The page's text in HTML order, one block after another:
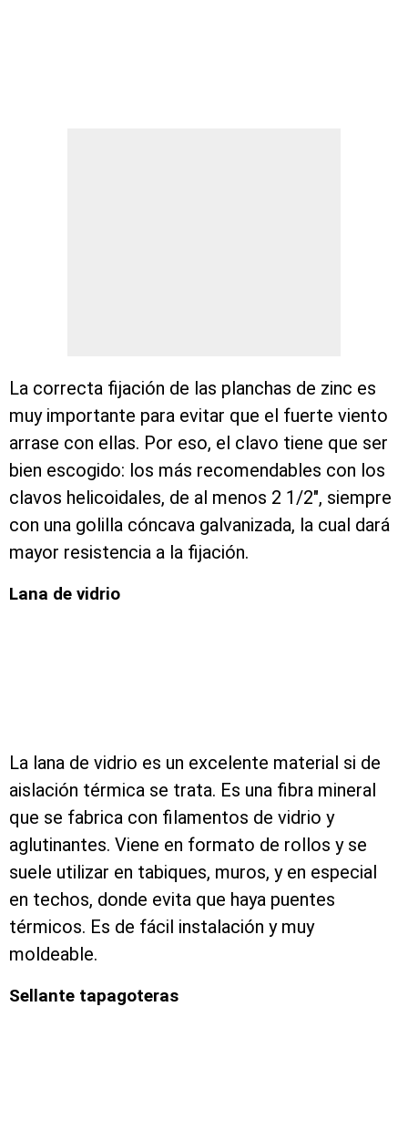
La correcta fijación de las planchas de zinc es
muy importante para evitar que el fuerte viento
arrase con ellas. Por eso, el clavo tiene que ser
bien escogido: los más recomendables con los
clavos helicoidales, de al menos 2 1/2″, siempre
con una golilla cóncava galvanizada, la cual dará
mayor resistencia a la fijación.
Lana de vidrio
La lana de vidrio es un excelente material si de
aislación térmica se trata. Es una fibra mineral
que se fabrica con filamentos de vidrio y
aglutinantes. Viene en formato de rollos y se
suele utilizar en tabiques, muros, y en especial
en techos, donde evita que haya puentes
térmicos. Es de fácil instalación y muy
moldeable.
Sellante tapagoteras